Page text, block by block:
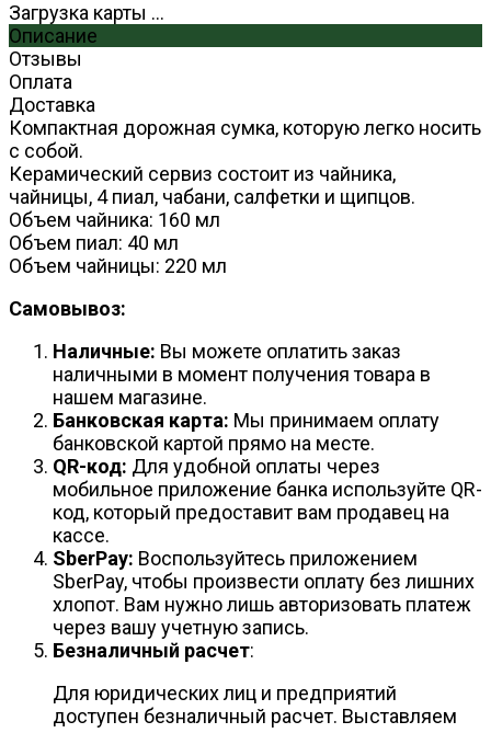
Загрузка карты ...
Описание
Отзывы
Оплата
Доставка
Компактная дорожная сумка, которую легко носить
с собой.
Керамический сервиз состоит из чайника,
чайницы, 4 пиал, чабани, салфетки и щипцов.
Объем чайника: 160 мл
Объем пиал: 40 мл
Объем чайницы: 220 мл
Самовывоз:
Наличные: Вы можете оплатить заказ
наличными в момент получения товара в
нашем магазине.
Банковская карта: Мы принимаем оплату
банковской картой прямо на месте.
QR-код: Для удобной оплаты через
мобильное приложение банка используйте QR-
код, который предоставит вам продавец на
кассе.
SberPay: Воспользуйтесь приложением
SberPay, чтобы произвести оплату без лишних
хлопот. Вам нужно лишь авторизовать платеж
через вашу учетную запись.
Безналичный расчет:
Для юридических лиц и предприятий
доступен безналичный расчет. Выставляем